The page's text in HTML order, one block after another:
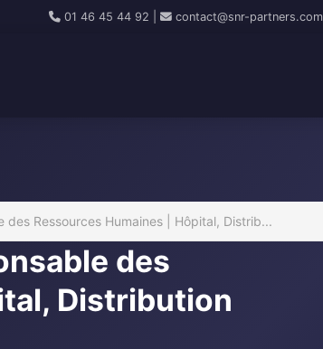
01 46 45 44 92 contact@snr-partners.com
des Ressources Humaines | Hôpital, Distrib...
des
Distribution